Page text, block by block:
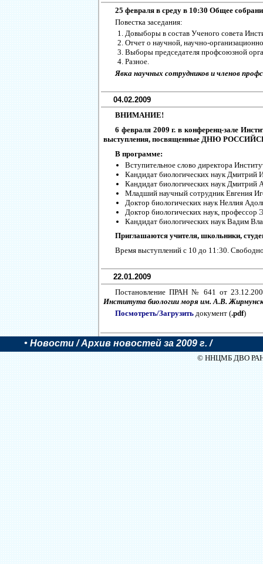
25 февраля в среду в 10:30 Общее
Повестка заседания:
Довыборы в состав Ученого совета
Отчет о научной, научно-
Выборы председателя профсоюзной
Разное.
Явка научных сотрудников и членов
04.02.2009
ВНИМАНИЕ!
6 февраля 2009 г. в конференц-зале
выступления, посвященные ДНЮ
В программе:
Вступительное слово директора
Кандидат биологических наук
Кандидат биологических наук
Младший научный сотрудник Евгения
Доктор биологических наук Неллия
Доктор биологических наук,
Кандидат биологических наук Вадим
Приглашаются учителя, школьники,
Время выступлений с 10 до 11:30.
22.01.2009
Постановление ПРАН № 641 от
Института биологии моря им. А.В.
Посмотреть/Загрузить документ (.pdf)
• Новости / Архив новостей за 2009 г. /
© ННЦМБ ДВО РАН,